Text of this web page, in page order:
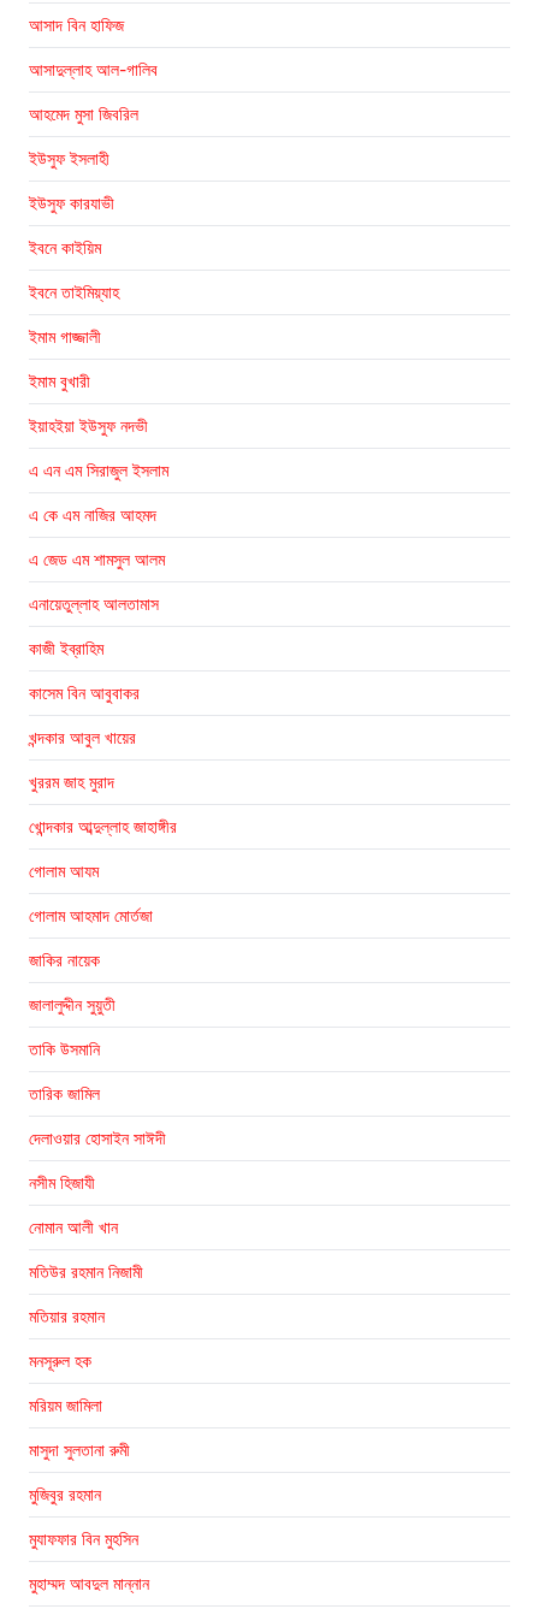
আসাদ বিন হাফিজ
আসাদুল্লাহ আল-গালিব
আহমেদ মুসা জিবরিল
ইউসুফ ইসলাহী
ইউসুফ কারযাভী
ইবনে কাইয়িম
ইবনে তাইমিয়্যাহ
ইমাম গাজ্জালী
ইমাম বুখারী
ইয়াহইয়া ইউসুফ নদভী
এ এন এম সিরাজুল ইসলাম
এ কে এম নাজির আহমদ
এ জেড এম শামসুল আলম
এনায়েতুল্লাহ আলতামাস
কাজী ইব্রাহিম
কাসেম বিন আবুবাকর
খন্দকার আবুল খায়ের
খুররম জাহ মুরাদ
খোন্দকার আব্দুল্লাহ জাহাঙ্গীর
গোলাম আযম
গোলাম আহমাদ মোর্তজা
জাকির নায়েক
জালালুদ্দীন সুয়ুতী
তাকি উসমানি
তারিক জামিল
দেলাওয়ার হোসাইন সাঈদী
নসীম হিজাযী
নোমান আলী খান
মতিউর রহমান নিজামী
মতিয়ার রহমান
মনসূরুল হক
মরিয়ম জামিলা
মাসুদা সুলতানা রুমী
মুজিবুর রহমান
মুযাফফার বিন মুহসিন
মুহাম্মদ আবদুল মান্নান